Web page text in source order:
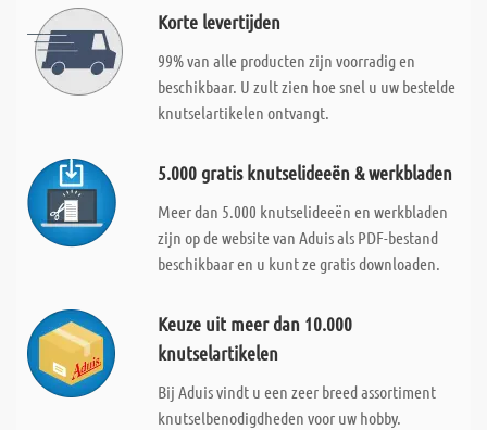
Korte levertijden
99% van alle producten zijn voorradig en
beschikbaar. U zult zien hoe snel u uw bestelde
knutselartikelen ontvangt.
5.000 gratis knutselideeën & werkbladen
Meer dan 5.000 knutselideeën en werkbladen
zijn op de website van Aduis als PDF-bestand
beschikbaar en u kunt ze gratis downloaden.
Keuze uit meer dan 10.000
knutselartikelen
Bij Aduis vindt u een zeer breed assortiment
knutselbenodigdheden voor uw hobby.